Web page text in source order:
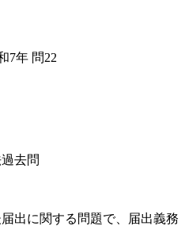
7年 問22
過去問
出に関する問題で、届出義務